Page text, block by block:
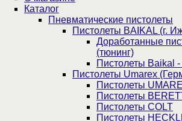
Каталог
Пнев­ма­ти­чес­кие пистолеты
Пистолеты BAIKAL (г.
Доработанные
(тюнинг)
Пистолеты Baikal
Пистолеты Umarex
Пистолеты
Пистолеты
Пистолеты COLT
Пистолеты